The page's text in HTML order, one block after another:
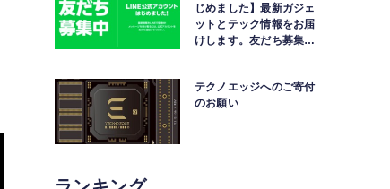
じめました】最新ガジェ
ットとテック情報をお届
けします。友だち募集
テクノエッジへのご寄付
のお願い